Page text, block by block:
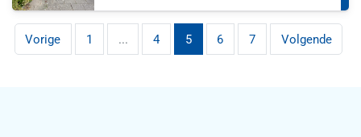
Vorige Pagina
1 ... Pagina
4 Pagina
5 Pagina
6 Pagina
7 Volgende